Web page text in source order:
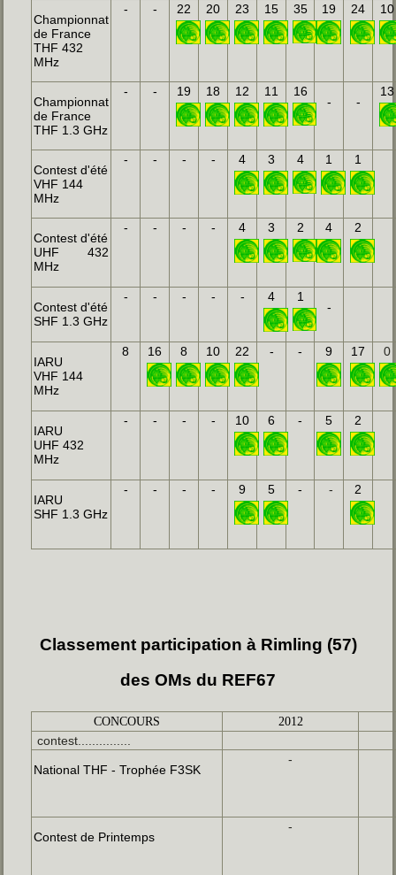
Championnat
de France
THF 432
MHz
- - 22 20 23 15 35 19 24 10
Championnat
de France
THF 1.3 GHz
- - 19 18 12 11 16
- -
13
Contest d'été
VHF 144
MHz
- - - - 4 3 4 1 1
Contest d'été
UHF 432
MHz
- - - - 4 3 2 4 2
Contest d'été
SHF 1.3 GHz
- - - - - 4 1
-
IARU
VHF 144
MHz
8 16 8 10 22 - - 9 17 0
IARU
UHF 432
MHz
- - - - 10 6 - 5 2
IARU
SHF 1.3 GHz
- - - - 9 5 - - 2
Classement participation à Rimling (57)
des OMs du REF67
CONCOURS 2012
contest...............
National THF - Trophée F3SK
-
Contest de Printemps
-